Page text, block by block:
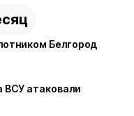
Белгород
ВСУ атаковали